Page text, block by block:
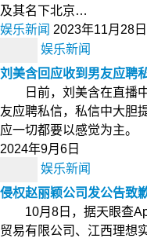
及其名下北京…
娱乐新闻 2023年11月28日
娱乐新闻
刘美含回应收到男友应聘
日前，刘美含在直播中
友应聘私信，私信中大胆
应一切都要以感觉为主
2024年9月6日
娱乐新闻
侵权赵丽颖公司发公告致
10月8日，据天眼查
贸易有限公司、江西理想